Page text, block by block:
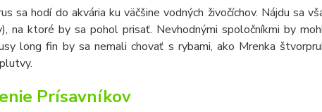
sa hodí do akvária ku väčšine vodných živočíchov. Nájdu sa
na ktoré by sa pohol prisať. Nevhodnými spoločníkmi by
long fin by sa nemali chovať s rybami, ako Mrenka
Prísavníkov